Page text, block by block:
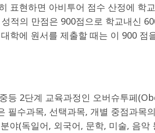
표현하면 아비투어 점수 산정에 학
적의 만점은 900점으로 학교내신
학에 원서를 제출할 때는 이 900 점
등 2단계 교육과정인 오버슈투페
필수과목, 선택과목, 개별 중점과목
분야(독일어, 외국어, 문학, 미술, 음